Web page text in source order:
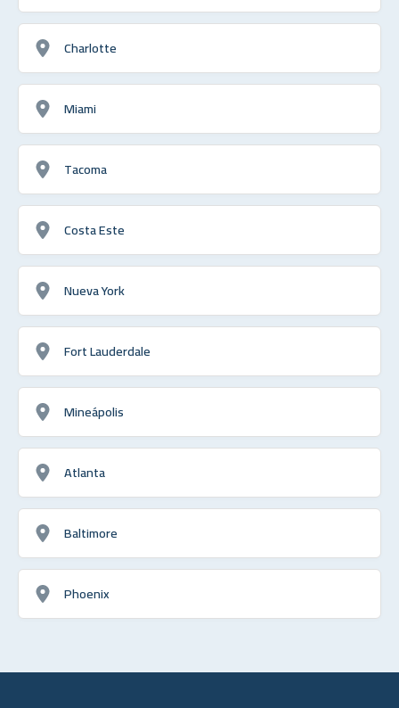
Charlotte
Miami
Tacoma
Costa Este
Nueva York
Fort Lauderdale
Mineápolis
Atlanta
Baltimore
Phoenix